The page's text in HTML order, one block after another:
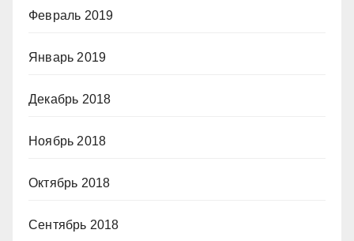
Февраль 2019
Январь 2019
Декабрь 2018
Ноябрь 2018
Октябрь 2018
Сентябрь 2018